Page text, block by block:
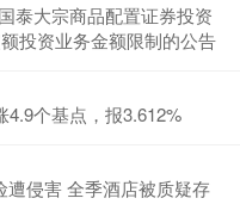
泰大宗商品配置证券投资
投资业务金额限制的公告
4.9个基点，报3.612%
侵害 全季酒店被质疑存